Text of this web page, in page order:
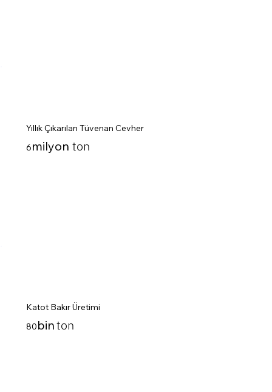
Yıllık Çıkarılan Tüvenan Cevher
6milyonton
Katot Bakır Üretimi
80binton